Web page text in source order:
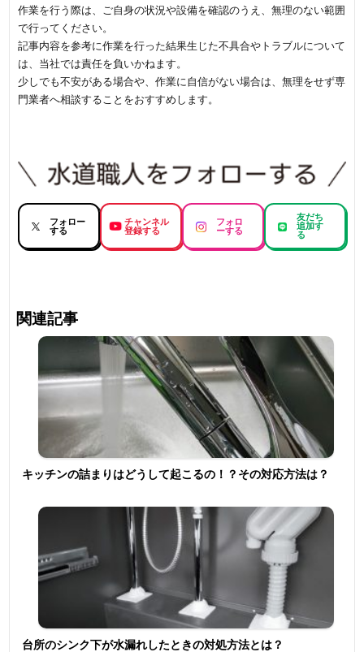
作業を行う際は、ご自身の状況や設備を確認のうえ、無理のない範囲
で行ってください。
記事内容を参考に作業を行った結果生じた不具合やトラブルについて
は、当社では責任を負いかねます。
少しでも不安がある場合や、作業に自信がない場合は、無理をせず専
門業者へ相談することをおすすめします。
フォロー
する
チャンネル
登録する
フォロ
ーする
友だち
追加す
る
関連記事
キッチンの詰まりはどうして起こるの！？その対応方法は？
台所のシンク下が水漏れしたときの対処方法とは？